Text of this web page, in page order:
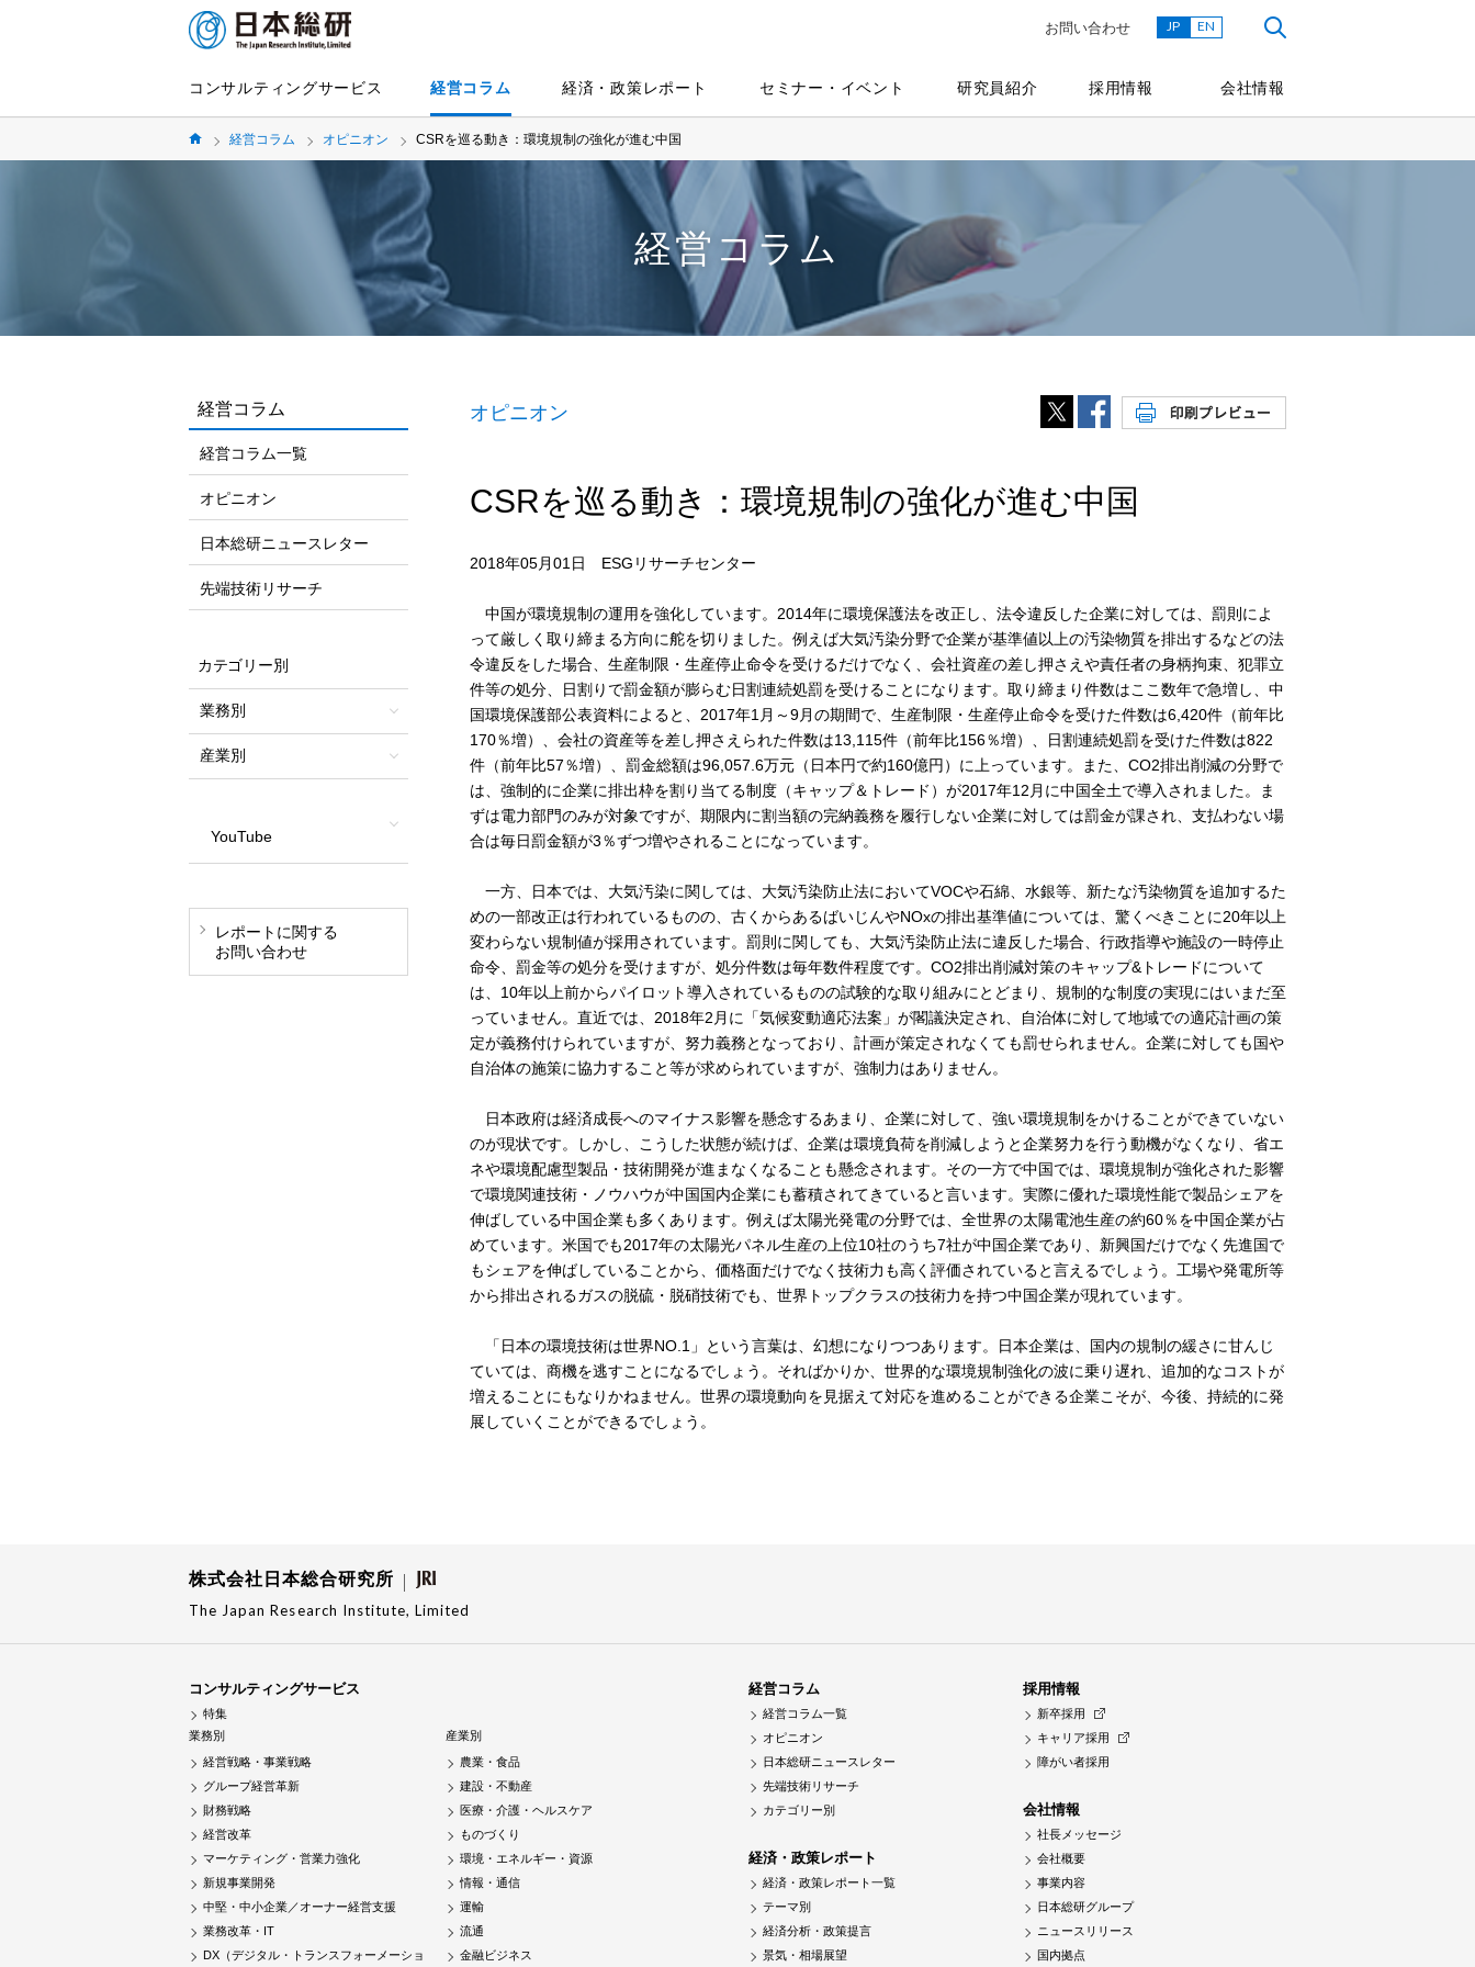
コンサルティングサービス 経営コラム 経済・政策レポート セミナー・イベント 研究員紹介 採用情報 会社情報
お問い合わせ JP EN
経営コラム オピニオン CSRを巡る動き：環境規制の強化が進む中国
経営コラム
オピニオン
CSRを巡る動き：環境規制の強化が進む中国
2018年05月01日 ESGリサーチセンター
中国が環境規制の運用を強化しています。2014年に環境保護法を改正し、法令違反した企業に対しては、罰則によ
って厳しく取り締まる方向に舵を切りました。例えば大気汚染分野で企業が基準値以上の汚染物質を排出するなどの法
令違反をした場合、生産制限・生産停止命令を受けるだけでなく、会社資産の差し押さえや責任者の身柄拘束、犯罪立
件等の処分、日割りで罰金額が膨らむ日割連続処罰を受けることになります。取り締まり件数はここ数年で急増し、中
国環境保護部公表資料によると、2017年1月～9月の期間で、生産制限・生産停止命令を受けた件数は6,420件（前年比
170％増）、会社の資産等を差し押さえられた件数は13,115件（前年比156％増）、日割連続処罰を受けた件数は822
件（前年比57％増）、罰金総額は96,057.6万元（日本円で約160億円）に上っています。また、CO2排出削減の分野で
は、強制的に企業に排出枠を割り当てる制度（キャップ＆トレード）が2017年12月に中国全土で導入されました。ま
ずは電力部門のみが対象ですが、期限内に割当額の完納義務を履行しない企業に対しては罰金が課され、支払わない場
合は毎日罰金額が3％ずつ増やされることになっています。
一方、日本では、大気汚染に関しては、大気汚染防止法においてVOCや石綿、水銀等、新たな汚染物質を追加するた
めの一部改正は行われているものの、古くからあるばいじんやNOxの排出基準値については、驚くべきことに20年以上
変わらない規制値が採用されています。罰則に関しても、大気汚染防止法に違反した場合、行政指導や施設の一時停止
命令、罰金等の処分を受けますが、処分件数は毎年数件程度です。CO2排出削減対策のキャップ&トレードについて
は、10年以上前からパイロット導入されているものの試験的な取り組みにとどまり、規制的な制度の実現にはいまだ至
っていません。直近では、2018年2月に「気候変動適応法案」が閣議決定され、自治体に対して地域での適応計画の策
定が義務付けられていますが、努力義務となっており、計画が策定されなくても罰せられません。企業に対しても国や
自治体の施策に協力すること等が求められていますが、強制力はありません。
日本政府は経済成長へのマイナス影響を懸念するあまり、企業に対して、強い環境規制をかけることができていない
のが現状です。しかし、こうした状態が続けば、企業は環境負荷を削減しようと企業努力を行う動機がなくなり、省エ
ネや環境配慮型製品・技術開発が進まなくなることも懸念されます。その一方で中国では、環境規制が強化された影響
で環境関連技術・ノウハウが中国国内企業にも蓄積されてきていると言います。実際に優れた環境性能で製品シェアを
伸ばしている中国企業も多くあります。例えば太陽光発電の分野では、全世界の太陽電池生産の約60％を中国企業が占
めています。米国でも2017年の太陽光パネル生産の上位10社のうち7社が中国企業であり、新興国だけでなく先進国で
もシェアを伸ばしていることから、価格面だけでなく技術力も高く評価されていると言えるでしょう。工場や発電所等
から排出されるガスの脱硫・脱硝技術でも、世界トップクラスの技術力を持つ中国企業が現れています。
「日本の環境技術は世界NO.1」という言葉は、幻想になりつつあります。日本企業は、国内の規制の緩さに甘んじ
ていては、商機を逃すことになるでしょう。そればかりか、世界的な環境規制強化の波に乗り遅れ、追加的なコストが
増えることにもなりかねません。世界の環境動向を見据えて対応を進めることができる企業こそが、今後、持続的に発
展していくことができるでしょう。
経営コラム
経営コラム一覧
オピニオン
日本総研ニュースレター
先端技術リサーチ
カテゴリー別
業務別
産業別
YouTube
レポートに関する
お問い合わせ
株式会社日本総合研究所
The Japan Research Institute, Limited
コンサルティングサービス
特集
業務別
経営戦略・事業戦略
グループ経営革新
財務戦略
経営改革
マーケティング・営業力強化
新規事業開発
中堅・中小企業／オーナー経営支援
業務改革・IT
DX（デジタル・トランスフォーメーショ
産業別
農業・食品
建設・不動産
医療・介護・ヘルスケア
ものづくり
環境・エネルギー・資源
情報・通信
運輸
流通
金融ビジネス
経営コラム
経営コラム一覧
オピニオン
日本総研ニュースレター
先端技術リサーチ
カテゴリー別
経済・政策レポート
経済・政策レポート一覧
テーマ別
経済分析・政策提言
景気・相場展望
採用情報
新卒採用
キャリア採用
障がい者採用
会社情報
社長メッセージ
会社概要
事業内容
日本総研グループ
ニュースリリース
国内拠点